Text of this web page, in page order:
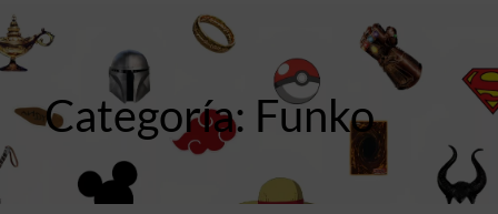
Categoría: Funko